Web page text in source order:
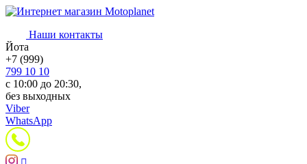
Наши контакты
Йота
+7 (999)
799 10 10
с 10:00 до 20:30,
без выходных
Viber
WhatsApp